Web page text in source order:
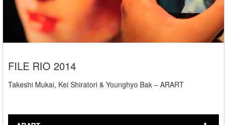
FILE RIO 2014
Takeshi Mukai, Kei Shiratori & Younghyo Bak – ARART